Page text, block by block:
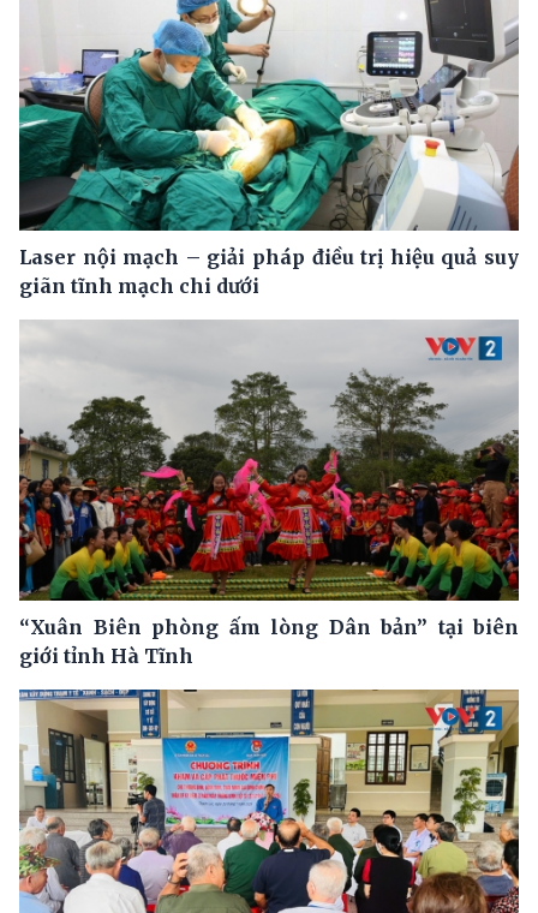
Laser nội mạch – giải pháp điều trị hiệu quả suy
giãn tĩnh mạch chi dưới
“Xuân Biên phòng ấm lòng Dân bản” tại biên
giới tỉnh Hà Tĩnh